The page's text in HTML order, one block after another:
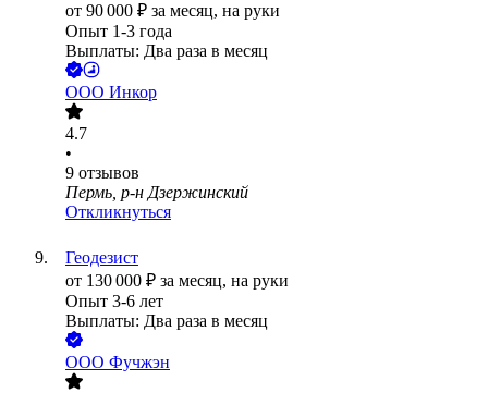
от 90 000 ₽ за месяц, на руки
Опыт 1-3 года
Выплаты: Два раза в месяц
ООО Инкор
4.7
•
9 отзывов
Пермь, р-н Дзержинский
Откликнуться
Геодезист
от 130 000 ₽ за месяц, на руки
Опыт 3-6 лет
Выплаты: Два раза в месяц
ООО Фучжэн